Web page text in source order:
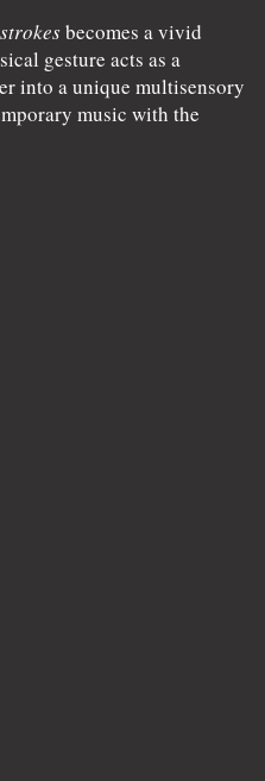
becomes a vivid
gesture acts as a
into a unique multisensory
music with the